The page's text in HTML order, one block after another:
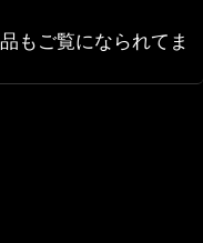
もご覧になられてま